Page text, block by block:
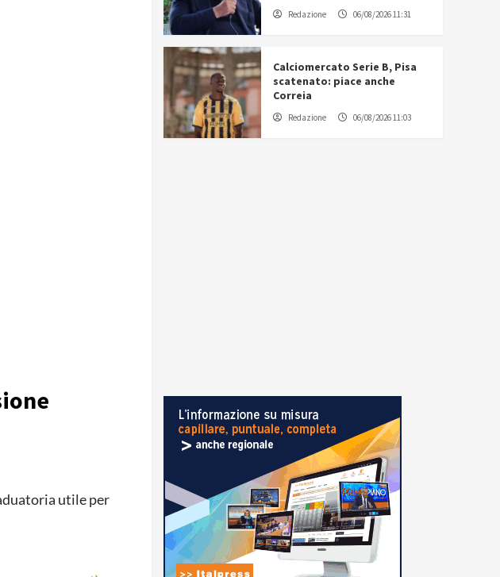
utile per
Redazione 06/08/2026 11:31
Calciomercato Serie B, Pisa
scatenato: piace anche
Correia
Redazione 06/08/2026 11:03